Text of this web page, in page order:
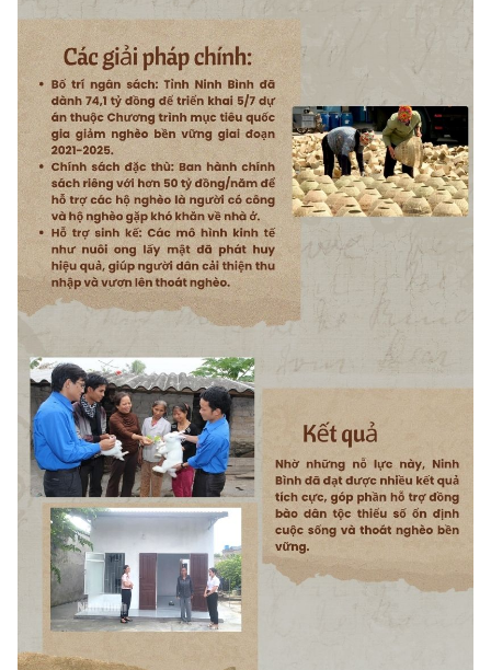
Vietnamese
BỘ KHOA HỌC VÀ CÔNG NGHỆ
MINISTRY OF SCIENCE AND TECHNOLOGY
Điều khoản sử dụng Theo dõi MST:
Cơ quan chủ quản: Bộ Khoa học và Công nghệ (MST)
Chịu trách nhiệm nội dung: Nguyễn Thị Hải Hằng
Giám đốc Trung tâm Truyền thông Khoa học và Công nghệ.
Liên hệ
Địa chỉ: Ban Biên tập Cổng TTĐT - 18 Nguyễn Du, TP. Hà Nội
Điện thoại: 024 3936 9506
Email:stc@mst.gov.vn
©2026 Bản quyền thuộc Bộ Khoa Học và Công Nghệ
(Ghi rõ nguồn "https://mst.gov.vn" khi phát hành lại thông tin từ
website này)